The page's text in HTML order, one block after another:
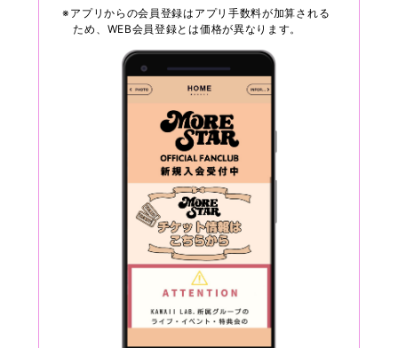
※アプリからの会員登録はアプリ手数料が加算される
ため、WEB会員登録とは価格が異なります。